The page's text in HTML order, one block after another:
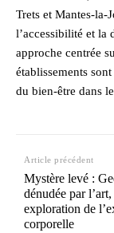
Trets et Mantes-la-
l’accessibilité et la
approche centrée
établissements
du bien-être dans
Article précédent
Mystère levé :
dénudée par
exploration de
corporelle